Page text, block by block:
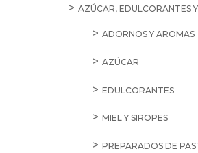
AZÚCAR, EDULCORANTES
ADORNOS Y AROMAS
AZÚCAR
EDULCORANTES
MIEL Y SIROPES
PREPARADOS DE